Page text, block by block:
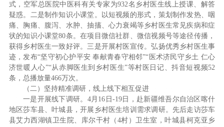
式，空军总医院中医科有关专家为932名乡村医生线上授课、解答
疑惑。二是制作知识小课堂。以短视频的形式，策划制作发热、咽
痛、胸痛、腹泻、水肿、抽搐、心力衰竭等乡村医生常见疾病和症
状的知识小课堂80条。在项目微信社群、微信视频号等途径传播，
获得乡村医生一致好评。三是开展村医宣传。弘扬优秀乡村医生事
迹，发布“坚守初心护平安 奉献青春守相邻”“医术济民守乡土 仁心
济世暖人心”“从赤脚医生到乡村医生”等村医日记、抖音短视频52
条，总播放量466万次。
（二）坚持精准调研，线上线下相互促进
一是开展线下调研。4月16日-19日，赴新疆维吾尔自治区喀什
地区莎车县、叶城县，开展乡村医生培训需求调研。先后走访莎车
县艾力西湖镇卫生院、库尔干村（4村）卫生室，叶城县柯克亚乡